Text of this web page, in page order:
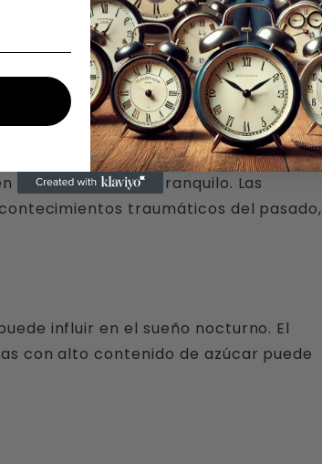
en tu sueño. El ruido, el calor
tu sueño y provocar que te
impedirte dormir tranquilo. Las
traumáticos del pasado,
influir en el sueño nocturno. El
con alto contenido de azúcar puede